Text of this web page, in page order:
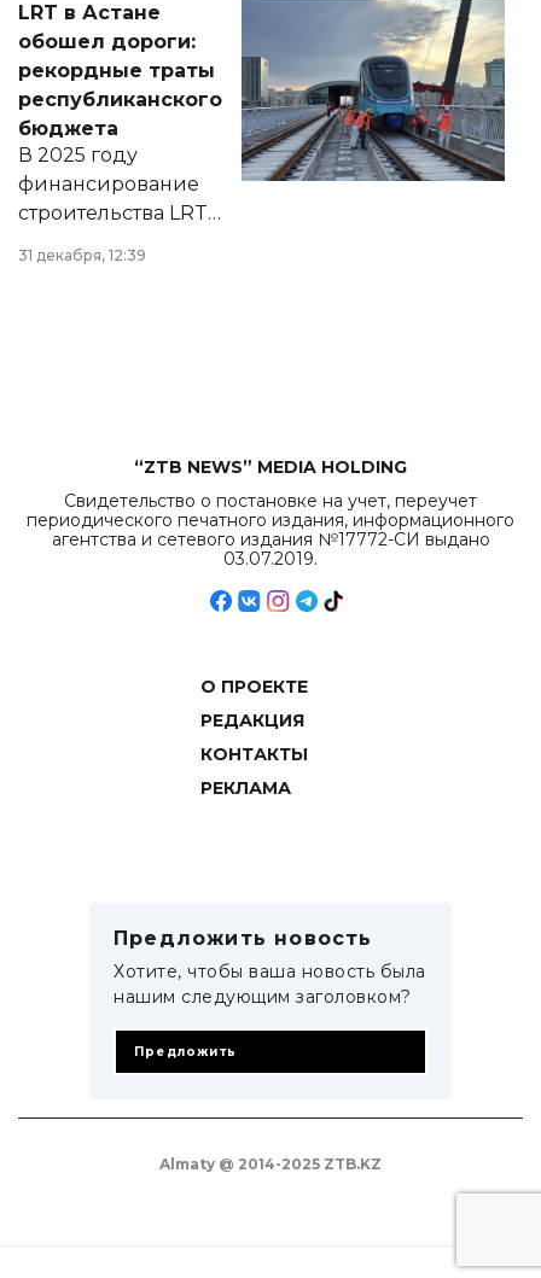
документ
появился в базе
нормативных
правовых актов и
на сайте маслихат
города.
LRT в Астане
обошел дороги:
рекордные траты
республиканского
бюджета
В 2025 году
финансирование
строительства LRT
в Астане из
республиканского
31 декабря, 12:39
“ZTB NEWS” MEDIA HOLDING
Свидетельство о постановке на учет, переучет
периодического печатного издания, информационного
агентства и сетевого издания №17772-СИ выдано
03.07.2019.
О ПРОЕКТЕ
РЕДАКЦИЯ
КОНТАКТЫ
РЕКЛАМА
Предложить новость
Хотите, чтобы ваша новость была
нашим следующим заголовком?
Предложить
Almaty @ 2014-2025 ZTB.KZ